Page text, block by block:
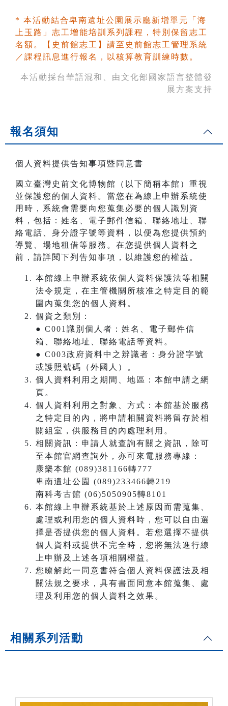
* 本活動結合卑南遺址公園展示廳新增單元「海
上玉路」志工增能培訓系列課程，特別保留志工
名額。【史前館志工】請至史前館志工管理系統
／課程訊息進行報名，以核算教育訓練時數。
本活動採台華語混和、由文化部國家語言整體發
展方案支持
報名須知
個人資料提供告知事項暨同意書
國立臺灣史前文化博物館（以下簡稱本館）重視
並保護您的個人資料。當您在為線上申辦系統使
用時，系統會需要向您蒐集必要的個人識別資
料，包括：姓名、電子郵件信箱、聯絡地址、聯
絡電話、身分證字號等資料，以便為您提供預約
導覽、場地租借等服務。在您提供個人資料之
前，請詳閱下列告知事項，以維護您的權益。
本館線上申辦系統依個人資料保護法等相關
法令規定，在主管機關所核准之特定目的範
圍內蒐集您的個人資料。
個資之類別：
● C001識別個人者：姓名、電子郵件信
箱、聯絡地址、聯絡電話等資料。
● C003政府資料中之辨識者：身分證字號
或護照號碼（外國人）。
個人資料利用之期間、地區：本館申請之網
頁。
個人資料利用之對象、方式：本館基於服務
之特定目的內，將申請相關資料將留存於相
關組室，供服務目的內處理利用。
相關資訊：申請人就查詢有關之資訊，除可
至本館官網查詢外，亦可來電服務專線：
康樂本館 (089)381166轉777
卑南遺址公園 (089)233466轉219
南科考古館 (06)5050905轉8101
本館線上申辦系統基於上述原因而需蒐集、
處理或利用您的個人資料時，您可以自由選
擇是否提供您的個人資料。若您選擇不提供
個人資料或提供不完全時，您將無法進行線
上申辦及上述各項相關權益。
您瞭解此一同意書符合個人資料保護法及相
關法規之要求，具有書面同意本館蒐集、處
理及利用您的個人資料之效果。
相關系列活動